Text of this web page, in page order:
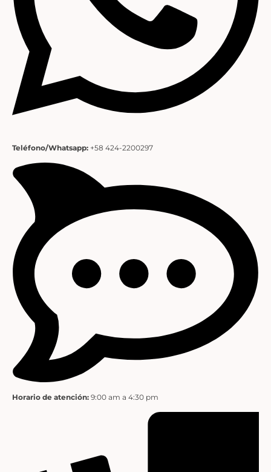
Teléfono/Whatsapp: +58 424-2200297
Horario de atención: 9:00 am a 4:30 pm